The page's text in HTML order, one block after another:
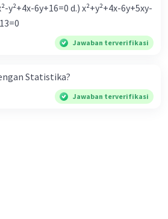
y²+4x-6y+16=0 d.) x²+y²+4x-6y+5xy-
Jawaban terverifikasi
Statistika?
Jawaban terverifikasi